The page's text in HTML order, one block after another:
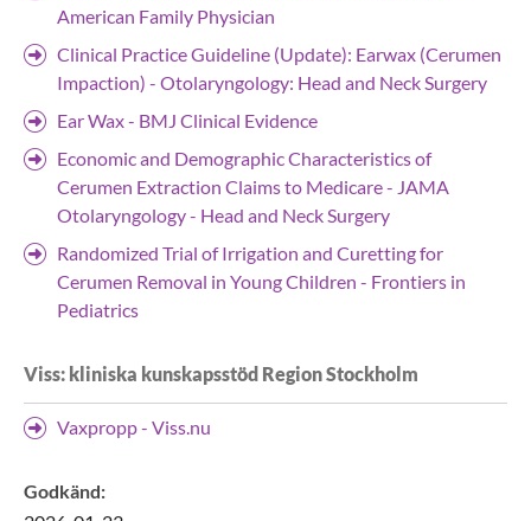
American Family Physician
Clinical Practice Guideline (Update): Earwax (Cerumen
Impaction) - Otolaryngology: Head and Neck Surgery
Ear Wax - BMJ Clinical Evidence
Economic and Demographic Characteristics of
Cerumen Extraction Claims to Medicare - JAMA
Otolaryngology - Head and Neck Surgery
Randomized Trial of Irrigation and Curetting for
Cerumen Removal in Young Children - Frontiers in
Pediatrics
Viss: kliniska kunskapsstöd Region Stockholm
Vaxpropp - Viss.nu
Godkänd: